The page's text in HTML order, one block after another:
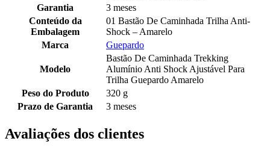
Garantia
3 meses
Conteúdo da
Embalagem
01 Bastão De Caminhada Trilha Anti-
Shock – Amarelo
Marca
Guepardo
Modelo
Bastão De Caminhada Trekking
Alumínio Anti Shock Ajustável Para
Trilha Guepardo Amarelo
Peso do Produto
320 g
Prazo de Garantia
3 meses
Avaliações dos clientes